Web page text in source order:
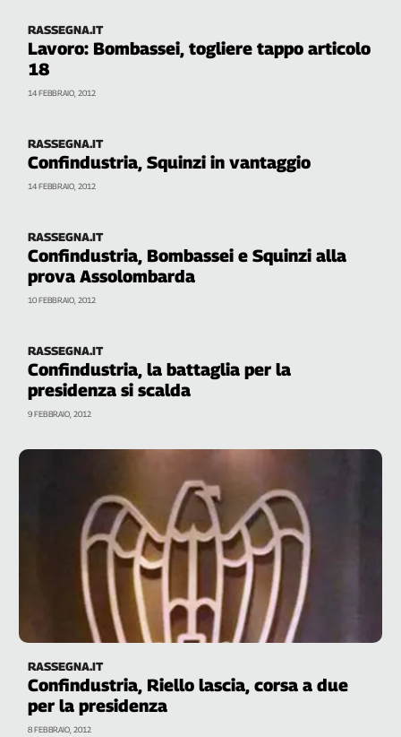
Collettiva
Play
La
Sassolino
Linea
Economica
Easy
Inserti
Diffusa
L'Italia
Lavoro
Territori
RASSEGNA.IT
Lavoro: Bombassei, togliere tappo articolo
18
14 FEBBRAIO, 2012
RASSEGNA.IT
Confindustria, Squinzi in vantaggio
14 FEBBRAIO, 2012
RASSEGNA.IT
Confindustria, Bombassei e Squinzi alla
prova Assolombarda
10 FEBBRAIO, 2012
RASSEGNA.IT
Confindustria, la battaglia per la
presidenza si scalda
9 FEBBRAIO, 2012
RASSEGNA.IT
Confindustria, Riello lascia, corsa a due
per la presidenza
8 FEBBRAIO, 2012